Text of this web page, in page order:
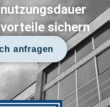
sichern
anfragen